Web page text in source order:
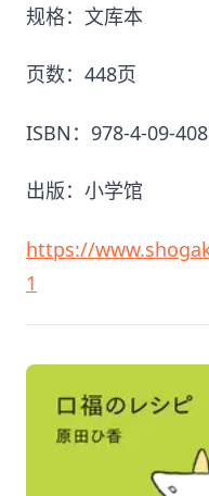
规格：文库本
页数：448页
ISBN：978-4-09-
出版：小学馆
https://
1